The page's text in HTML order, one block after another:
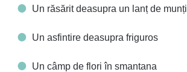
Un răsărit deasupra un lanț de munți
Un asfintire deasupra friguros
Un câmp de flori în smantana